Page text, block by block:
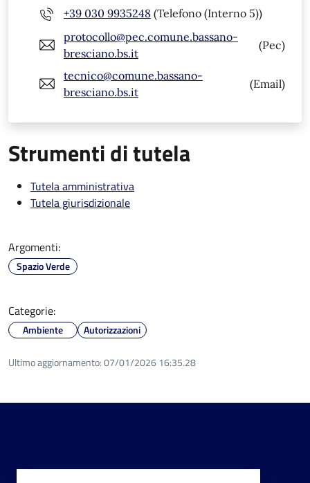
+39 030 9935248 (Telefono (Interno 5))
protocollo@pec.comune.bassano-
bresciano.bs.it
(Pec)
tecnico@comune.bassano-
bresciano.bs.it
(Email)
Strumenti di tutela
Tutela amministrativa
Tutela giurisdizionale
Argomenti:
Spazio Verde
Categorie:
Ambiente Autorizzazioni
Ultimo aggiornamento:07/01/2026 16:35.28